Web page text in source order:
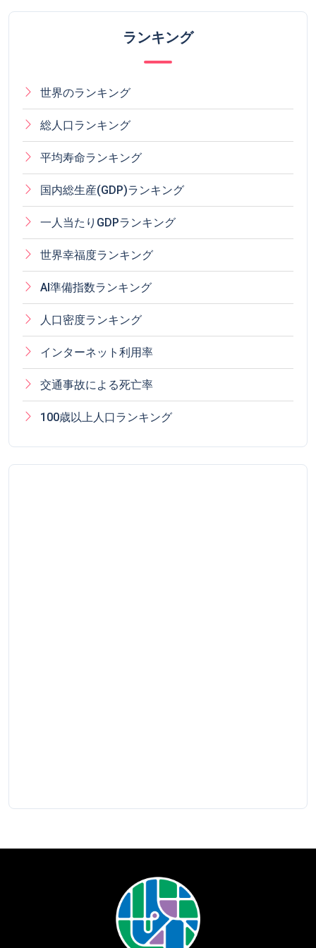
ランキング
世界のランキング
総人口ランキング
平均寿命ランキング
国内総生産(GDP)ランキング
一人当たりGDPランキング
世界幸福度ランキング
AI準備指数ランキング
人口密度ランキング
インターネット利用率
交通事故による死亡率
100歳以上人口ランキング